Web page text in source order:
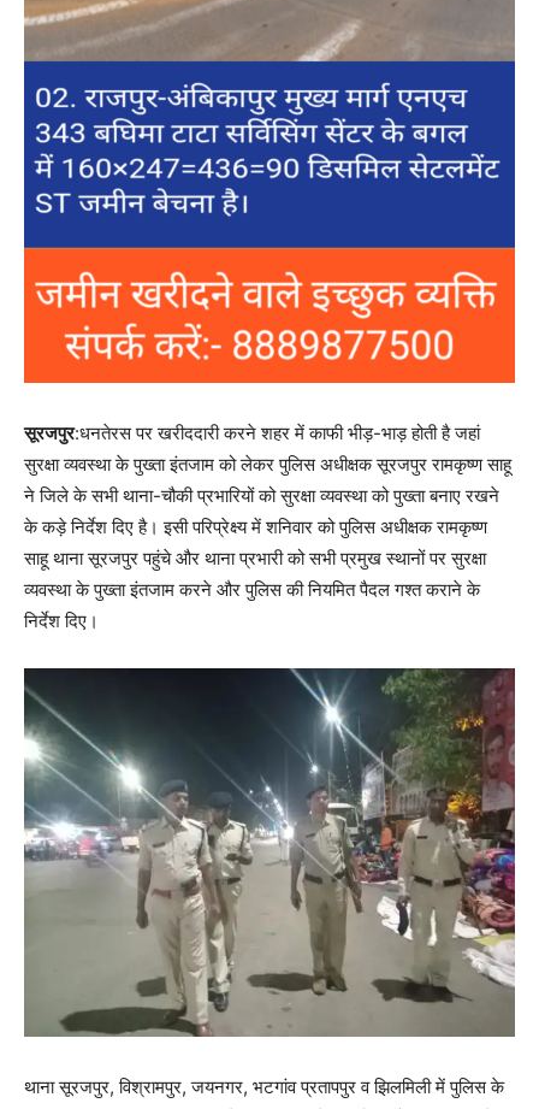
सूरजपुर:धनतेरस पर खरीददारी करने शहर में काफी भीड़-भाड़ होती है जहां
सुरक्षा व्यवस्था के पुख्ता इंतजाम को लेकर पुलिस अधीक्षक सूरजपुर रामकृष्ण साहू
ने जिले के सभी थाना-चौकी प्रभारियों को सुरक्षा व्यवस्था को पुख्ता बनाए रखने
के कड़े निर्देश दिए है। इसी परिप्रेक्ष्य में शनिवार को पुलिस अधीक्षक रामकृष्ण
साहू थाना सूरजपुर पहुंचे और थाना प्रभारी को सभी प्रमुख स्थानों पर सुरक्षा
व्यवस्था के पुख्ता इंतजाम करने और पुलिस की नियमित पैदल गश्त कराने के
निर्देश दिए।
थाना सूरजपुर, विश्रामपुर, जयनगर, भटगांव प्रतापपुर व झिलमिली में पुलिस के